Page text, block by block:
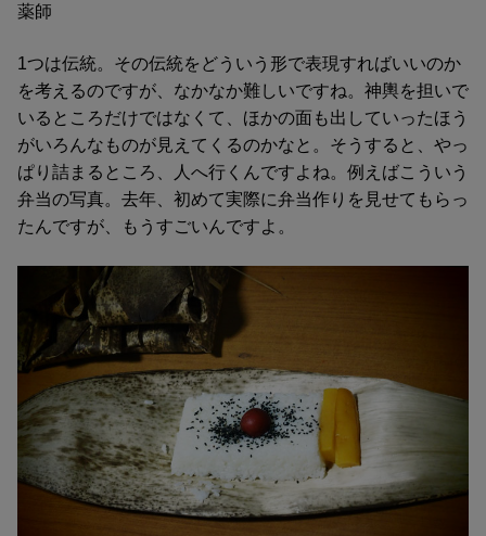
薬師
1つは伝統。その伝統をどういう形で表現すればいいのか
を考えるのですが、なかなか難しいですね。神輿を担いで
いるところだけではなくて、ほかの面も出していったほう
がいろんなものが見えてくるのかなと。そうすると、やっ
ぱり詰まるところ、人へ行くんですよね。例えばこういう
弁当の写真。去年、初めて実際に弁当作りを見せてもらっ
たんですが、もうすごいんですよ。